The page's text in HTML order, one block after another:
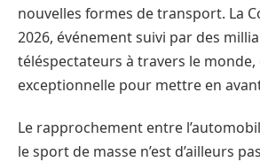
nouvelles formes de transport. La
2026, événement suivi par des
téléspectateurs à travers le
exceptionnelle pour mettre en
Le rapprochement entre
le sport de masse n’est d’ailleurs